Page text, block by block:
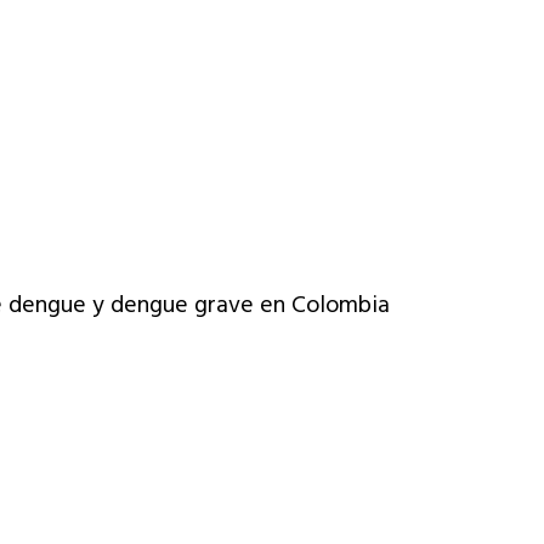
y dengue grave en Colombia